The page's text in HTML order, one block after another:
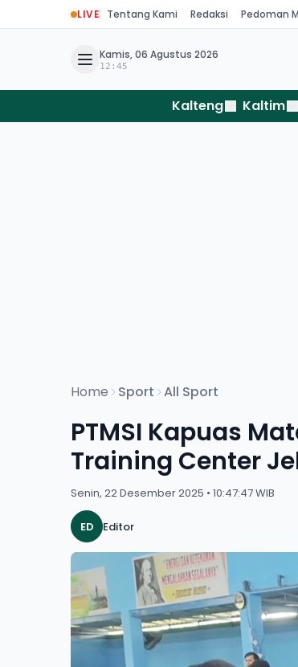
LIVE Tentang Kami Redaksi Pedoman
Kamis, 06 Agustus 2026
12:45
Kalteng Kaltim
Home Sport All Sport
PTMSI Kapuas
Training Center
Senin, 22 Desember 2025 • 10:47:47 WIB
ED Editor